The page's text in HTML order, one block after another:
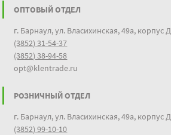
ОПТОВЫЙ ОТДЕЛ
г. Барнаул, ул. Власихинская, 49а, корпус Д
(3852) 31-54-37
(3852) 38-94-58
opt@klentrade.ru
РОЗНИЧНЫЙ ОТДЕЛ
г. Барнаул, ул. Власихинская, 49а, корпус Д
(3852) 99-10-10